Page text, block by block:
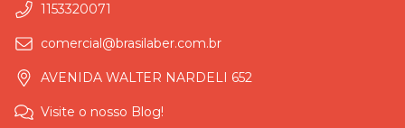
1153320071
comercial@brasilaber.com.br
AVENIDA WALTER NARDELI 652
Visite o nosso Blog!